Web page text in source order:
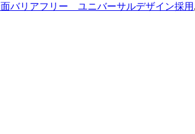
バリアフリー ユニバーサルデザイン採用 ,